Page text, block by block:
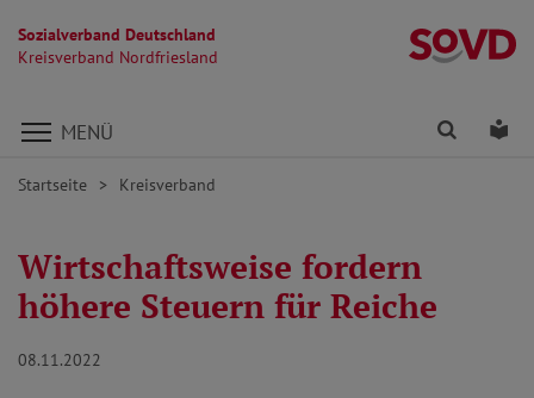
Sozialverband Deutschland
Kreisverband Nordfriesland
Direkt zu den Inhalten springen
MENÜ Finden
Startseite Kreisverband
Wirtschaftsweise fordern
höhere Steuern für Reiche
08.11.2022